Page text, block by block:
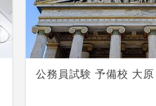
公務員試験 予備校 大原